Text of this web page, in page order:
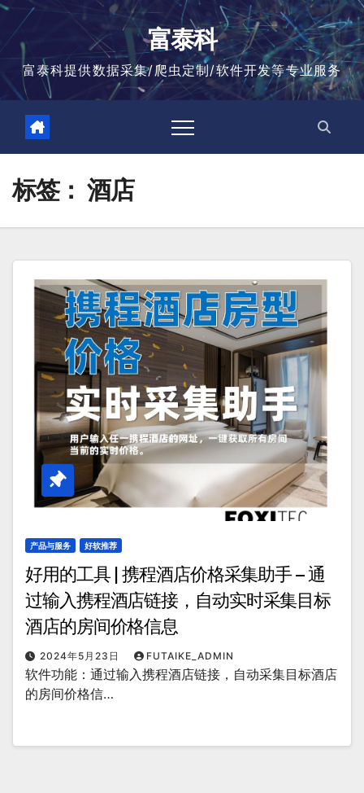
跳
富泰科
富泰科提供数据采集/爬虫定制/软件开发等专业服务
标签： 酒店
产品与服务 好软推荐
好用的工具 | 携程酒店价格采集助手 – 通
过输入携程酒店链接，自动实时采集目标
酒店的房间价格信息
2024年5月23日 FUTAIKE_ADMIN
软件功能：通过输入携程酒店链接，自动采集目标酒店
的房间价格信…